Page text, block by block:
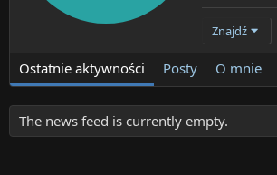
Znajdź
Ostatnie aktywności Posty O mnie
The news feed is currently empty.